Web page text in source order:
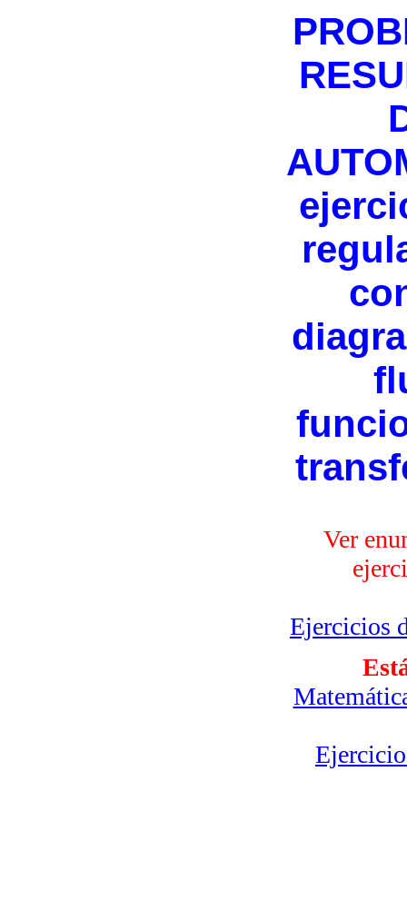
Ver
Ejercicios